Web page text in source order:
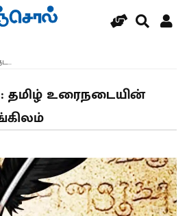
: தமிழ் உரைநடையின்